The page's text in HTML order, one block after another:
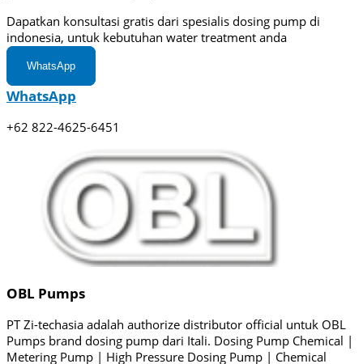
Dapatkan konsultasi gratis dari spesialis dosing pump di
indonesia, untuk kebutuhan water treatment anda
WhatsApp
WhatsApp
+62 822-4625-6451
OBL Pumps
PT Zi-techasia adalah authorize distributor official untuk OBL
Pumps brand dosing pump dari Itali. Dosing Pump Chemical |
Metering Pump | High Pressure Dosing Pump | Chemical